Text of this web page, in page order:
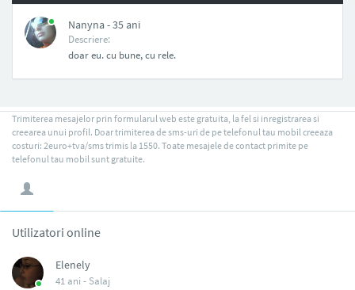
Nanyna - 35 ani
Descriere:
doar eu. cu bune, cu rele.
Trimiterea mesajelor prin formularul web este gratuita, la fel si inregistrarea si
creearea unui profil. Doar trimiterea de sms-uri de pe telefonul tau mobil creeaza
costuri: 2euro+tva/sms trimis la 1550. Toate mesajele de contact primite pe
telefonul tau mobil sunt gratuite.
Utilizatori online
Elenely
41 ani - Salaj